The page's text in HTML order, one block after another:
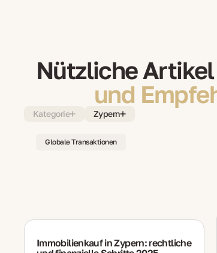
Nützliche Artikel
und
Kategorie Zypern
Globale Transaktionen
Immobilienkauf in Zypern: rechtliche